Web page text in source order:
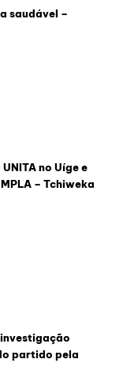
saudável –
no Uíge e
– Tchiweka
partido pela